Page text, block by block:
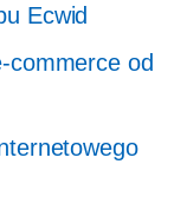
Ecwid
commerce od